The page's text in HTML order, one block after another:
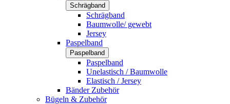
Schrägband
Schrägband
Baumwolle/ gewebt
Jersey
Paspelband
Paspelband
Paspelband
Unelastisch / Baumwolle
Elastisch / Jersey
Bänder Zubehör
Bügeln & Zubehör